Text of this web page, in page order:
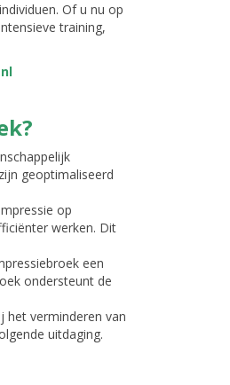
Of u nu op
training,
geoptimaliseerd
op
werken. Dit
een
ondersteunt de
het verminderen van
uitdaging.